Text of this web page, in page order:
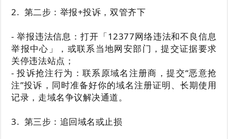
2. 第二步：举报+投诉，双管齐下
- 举报违法信息：打开「12377网络违法和不良信息
举报中心」，或联系当地网安部门，提交证据要求
关停违法站点；
- 投诉抢注行为：联系原域名注册商，提交“恶意抢
注”投诉，同时准备好你的域名注册证明、长期使用
记录，走域名争议解决通道。
3. 第三步：追回域名或止损